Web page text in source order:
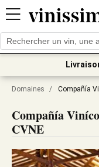
Domaines / Compañía
Compañía
CVNE